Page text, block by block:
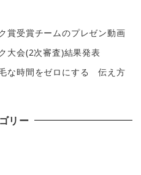
受賞チームのプレゼン動画
会(2次審査)結果発表
な時間をゼロにする 伝え方
リー